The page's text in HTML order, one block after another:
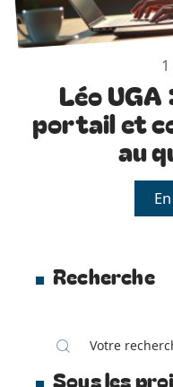
Léo
portail et
au
Recherche
Sous les